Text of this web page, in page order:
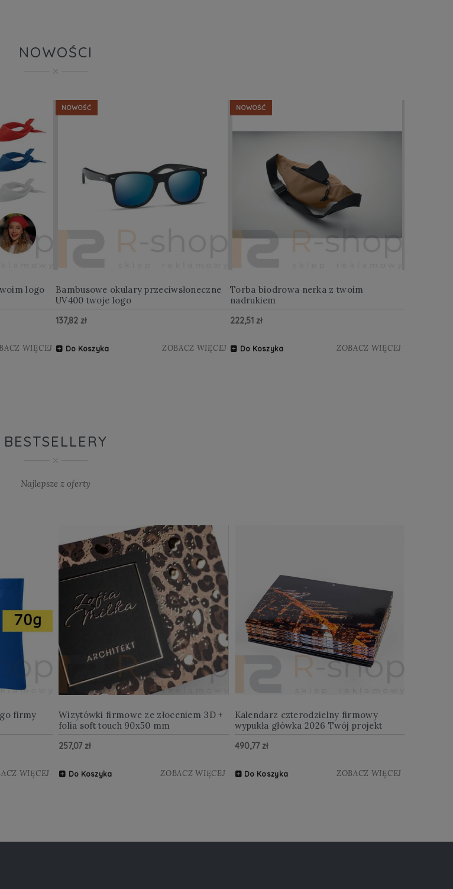
NOWOŚCI
logo
WIĘCEJ
Bambusowe okulary przeciwsłoneczne
UV400 twoje logo
137,82 zł
Do Koszyka ZOBACZ WIĘCEJ
NOWOŚĆ
Torba biodrowa nerka z twoim
nadrukiem
222,51 zł
Do Koszyka ZOBACZ WIĘCEJ
NOWOŚĆ
BESTSELLERY
Najlepsze z oferty
firmy
WIĘCEJ
Wizytówki firmowe ze złoceniem 3D +
folia soft touch 90x50 mm
257,07 zł
Do Koszyka ZOBACZ WIĘCEJ
Kalendarz czterodzielny firmowy
wypukła główka 2026 Twój projekt
490,77 zł
Do Koszyka ZOBACZ WIĘCEJ